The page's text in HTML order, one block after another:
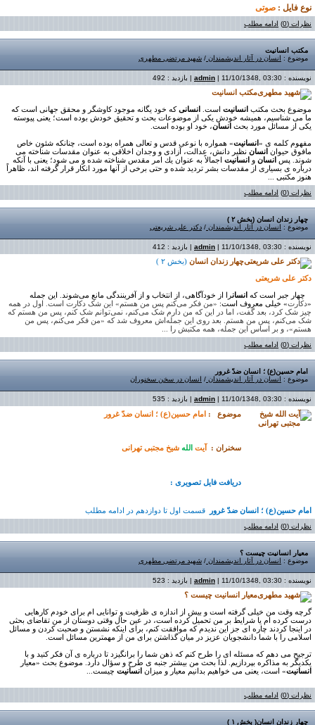
نوع فایل : صوتی
نظرات (0) ادامه مطلب
مكتب انسانیت
موضوع : انسان در آثار اندیشمندان / شهيد مرتضی مطهری
نویسنده : admin | 11/10/1348, 03:30 | بازدید : 492
مكتب انسانیت
موضوع بحث مكتب انسانیت است. انسانیكه خود یگانه موجود كاوشگر و محقق جهانی است كه
ما می شناسیم، همیشه خودش یكی از موضوعات بحث و تحقیق خودش بوده است؛ یعنی پیوسته
یكی از مسائل مورد بحث انسان، خود او بوده است
مفهوم كلمه ی « انسانیت» همواره با نوعی قدس و تعالی همراه بوده است، چنانكه شئون خاص
مافوق حیوان انسان نظیر دانش، عدالت، آزادی و وجدان اخلاقی به عنوان مقدسات شناخته می
شوند. پس
انسان و انسانیت اجمالاً به عنوان یك امر مقدس شناخته شده و می شود؛ یعنی با آنكه
درباره ی بسیاری از مقدسات بشر تردید شده و حتی برخی از آنها مورد انكار قرار گرفته اند، ظاهراً
هنوز مكتبی ...
نظرات (0)
ادامه مطلب
چهار زندان انسان (بخش ۲ )
موضوع : انسان در آثار اندیشمندان / دکتر علی شریعتی
نویسنده : admin | 11/10/1348, 03:30 | بازدید : 412
چهار زندان انسان (بخش ۲ )
دکتر علی‌ شریعتی
چهار جبر است که انسانرا از خودآگاهی، از انتخاب و از آفرینندگی مانع می‌شوند. این جمله
«دکارت» خیلی معروف است: «من فکر می‌کنم پس من هستم» این شک دکارت است. اول در همه
چیز شک کرد، بعد گفت، اما در این که من دارم شک می‌کنم، نمی‌توانم شک کنم، پس من هستم که
شک می‌کنم، پس من هستم. بعد روی این جمله‌اش معروف شد که «من فکر می‌کنم، پس من
هستم»، و بر اساس این جمله، همه مکتبش را ...
نظرات (0)
ادامه مطلب
امام حسین(ع) ؛ انسان ضدّ غرور
موضوع : انسان در آثار اندیشمندان / انسان در سخن سخنوران
نویسنده : admin | 11/10/1348, 03:30 | بازدید : 535
موضوع
: امام حسین(ع) ؛ انسان ضدّ غرور
سخنران : آیت الله شیخ مجتبی تهرانی
دریافت فایل تصویری :
امام حسین(ع) ؛ انسان ضدّ غرور
قسمت اول تا دوازدهم در ادامه مطلب
نظرات (0)
ادامه مطلب
معیار انسانیت چیست ؟
موضوع : انسان در آثار اندیشمندان / شهيد مرتضی مطهری
نویسنده : admin | 11/10/1348, 03:30 | بازدید : 523
معیار انسانیت چیست ؟
گرچه وقت من خیلی گرفته است و بیش از اندازه ی ظرفیت و توانایی ام برای خودم كارهایی
درست كرده ام یا شرایط بر من تحمیل كرده است، در عین حال وقتی دوستان از من تقاضای بحثی
در اینجا كردند چاره ای جز این ندیدم كه موافقت كنم، برای اینكه نشستن و صحبت كردن و مسائل
اسلامی را با شما دانشجویان عزیز در میان گذاشتن برای من از مهمترین مسائل است
ترجیح می دهم كه مسئله ای را طرح كنم كه ذهن شما را برانگیزد تا درباره ی آن فكر كنید و با
یكدیگر به مذاكره بپردازیم. لذا بحث من بیشتر جنبه ی طرح و سؤال دارد. موضوع بحث «معیار
انسانیت» است، یعنی می خواهیم بدانیم معیار و میزان انسانیت چیست...
نظرات (0) ادامه مطلب
چهار زندان انسان( بخش ۱ )